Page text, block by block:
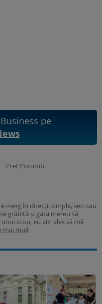
pe
Preț Porumb
merg în direcții simple, seci sau
grăbită și gata mereu să
scop, eu am ales să mă
mai mult